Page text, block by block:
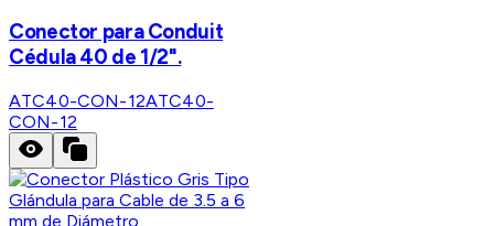
Conector para Conduit
Cédula 40 de 1/2".
ATC40-CON-12ATC40-
CON-12